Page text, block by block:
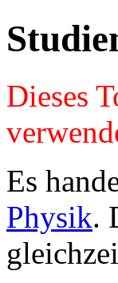
Dieses
Es
Physik.